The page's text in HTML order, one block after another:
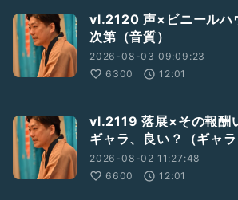
vl.2120 声×ビニールハ
次第（音質）
2026-08-03 09:09:23
6300
12:01
vl.2119 落展×その報酬
ギャラ、良い？（ギャラ
2026-08-02 11:27:48
6600
12:01